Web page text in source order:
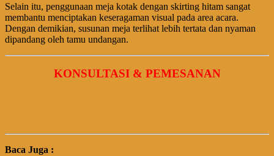
Selain itu, penggunaan meja kotak dengan skirting hitam sangat
membantu menciptakan keseragaman visual pada area acara.
Dengan demikian, susunan meja terlihat lebih tertata dan nyaman
dipandang oleh tamu undangan.
KONSULTASI & PEMESANAN
Baca Juga :